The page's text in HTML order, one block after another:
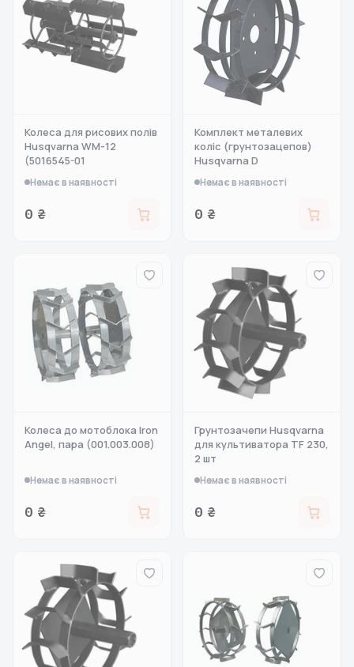
Колеса для рисових полів
Husqvarna WM-12
(5016545-01
Немає в наявності
0 ₴
Комплект металевих
коліс (грунтозацепов)
Husqvarna D
Немає в наявності
0 ₴
Колеса до мотоблока Iron
Angel, пара (001.003.008)
Немає в наявності
0 ₴
Грунтозачепи Husqvarna
для культиватора TF 230,
2 шт
Немає в наявності
0 ₴